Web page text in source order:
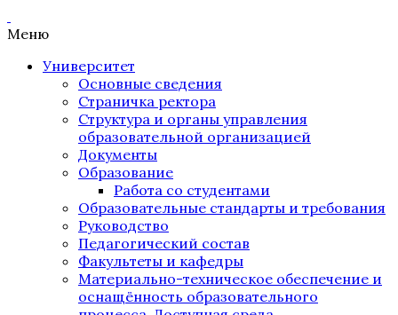
Меню
Университет
Основные сведения
Страничка ректора
Структура и органы управления
образовательной организацией
Документы
Образование
Работа со студентами
Образовательные стандарты и требования
Руководство
Педагогический состав
Факультеты и кафедры
Материально-техническое обеспечение и
оснащённость образовательного